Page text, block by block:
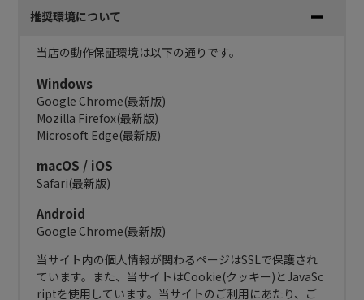
推奨環境について
当店の動作保証環境は以下の通りです。
Windows
Google Chrome(最新版)
Mozilla Firefox(最新版)
Microsoft Edge(最新版)
macOS / iOS
Safari(最新版)
Android
Google Chrome(最新版)
当サイト内の個人情報が関わるページはSSLで保護され
ています。また、当サイトはCookie(クッキー)とJavaSc
riptを使用しています。当サイトのご利用にあたり、ご